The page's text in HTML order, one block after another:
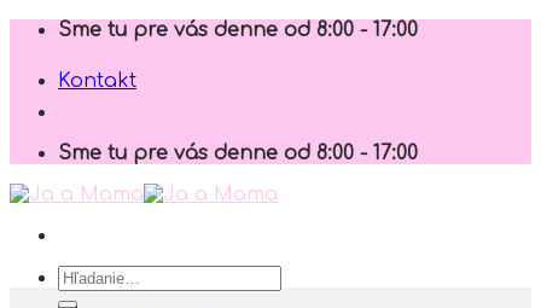
Skip
content
Sme tu pre vás denne od 8:00 - 17:00
Kontakt
Sme tu pre vás denne od 8:00 - 17:00
Hľadať: